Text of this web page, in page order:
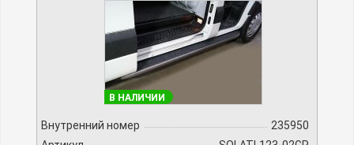
В НАЛИЧИИ
Внутренний номер
235950